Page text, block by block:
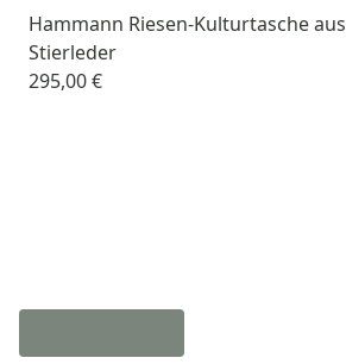
Hammann Riesen-Kulturtasche aus
Stierleder
295,00 €